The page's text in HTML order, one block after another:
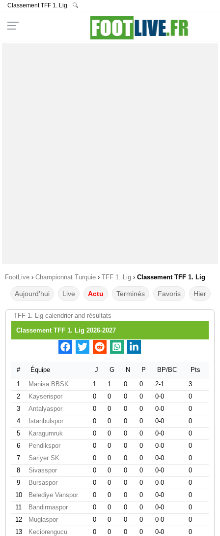
Classement TFF 1. Lig 🔍
FootLive › Championnat Turquie › TFF 1. Lig › Classement TFF 1. Lig
Aujourd'hui Live Actu Terminés Favoris Hier
TFF 1. Lig calendrier and résultats
Classement TFF 1. Lig 2026-2027
# Équipe J G N P BP/BC
Pts
1
Manisa BBSK 1 1 0 0 2-1
3
2
Kayserispor 0 0 0 0 0-0
0
3
Antalyaspor 0 0 0 0 0-0
0
4
Istanbulspor 0 0 0 0 0-0
0
5
Karagumruk 0 0 0 0 0-0
0
6
Pendikspor 0 0 0 0 0-0
0
7
Sariyer SK 0 0 0 0 0-0
0
8
Sivasspor 0 0 0 0 0-0
0
9
Bursaspor 0 0 0 0 0-0
0
10
Belediye Vanspor 0 0 0 0 0-0
0
11
Bandirmaspor 0 0 0 0 0-0
0
12
Muglaspor 0 0 0 0 0-0
0
13
Keciorengucu 0 0 0 0 0-0
0